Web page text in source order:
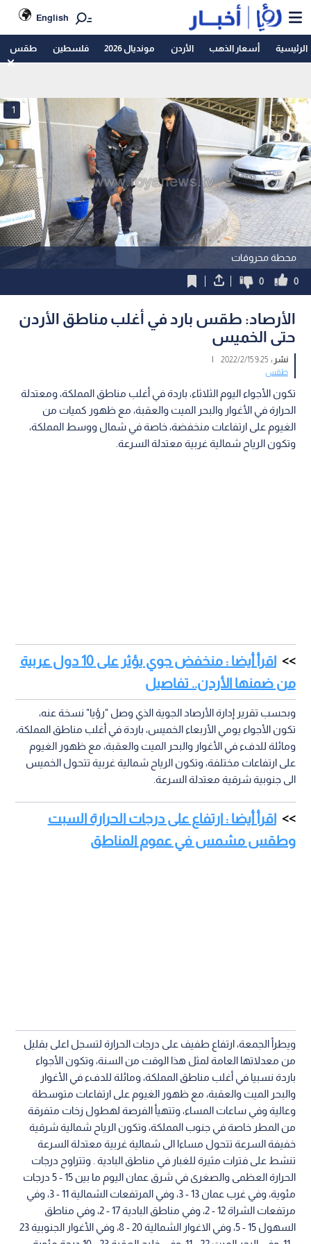
English
الرئيسية أسعار الذهب الأردن مونديال 2026 فلسطين طقس
محطة محروقات
1
0
0
الأرصاد: طقس بارد في أغلب مناطق الأردن
حتى الخميس
نشر :9:25 2022/2/15
|
طقس
تكون الأجواء اليوم الثلاثاء، باردة في أغلب مناطق المملكة، ومعتدلة
الحرارة في الأغوار والبحر الميت والعقبة، مع ظهور كميات من
الغيوم على ارتفاعات منخفضة، خاصة في شمال ووسط المملكة،
وتكون الرياح شمالية غربية معتدلة السرعة.
اقرأ أيضا : منخفض جوي يؤثر على 10 دول عربية
من ضمنها الأردن.. تفاصيل
وبحسب تقرير إدارة الأرصاد الجوية الذي وصل "رؤيا" نسخة عنه،
تكون الأجواء يومي الأربعاء الخميس، باردة في أغلب مناطق المملكة،
ومائلة للدفء في الأغوار والبحر الميت والعقبة، مع ظهور الغيوم
على ارتفاعات مختلفة، وتكون الرياح شمالية غربية تتحول الخميس
الى جنوبية شرقية معتدلة السرعة.
اقرأ أيضا : ارتفاع على درجات الحرارة السبت
وطقس مشمس في عموم المناطق
ويطرأ الجمعة، ارتفاع طفيف على درجات الحرارة لتسجل اعلى بقليل
من معدلاتها العامة لمثل هذا الوقت من السنة، وتكون الأجواء
باردة نسبيا في أغلب مناطق المملكة، ومائلة للدفء في الأغوار
والبحر الميت والعقبة، مع ظهور الغيوم على ارتفاعات متوسطة
وعالية وفي ساعات المساء، وتتهيأ الفرصة لهطول زخات متفرقة
من المطر خاصة في جنوب المملكة، وتكون الرياح شمالية شرقية
خفيفة السرعة تتحول مساءا الى شمالية غربية معتدلة السرعة
تنشط على فترات مثيرة للغبار في مناطق البادية . وتتراوح درجات
الحرارة العظمى والصغرى في شرق عمان اليوم ما بين 15 - 5 درجات
مئوية، وفي غرب عمان 13 - 3، وفي المرتفعات الشمالية 11 - 3، وفي
مرتفعات الشراة 12 - 2، وفي مناطق البادية 17 - 2، وفي مناطق
السهول 15 - 5، وفي الاغوار الشمالية 20 - 8، وفي الأغوار الجنوبية 23